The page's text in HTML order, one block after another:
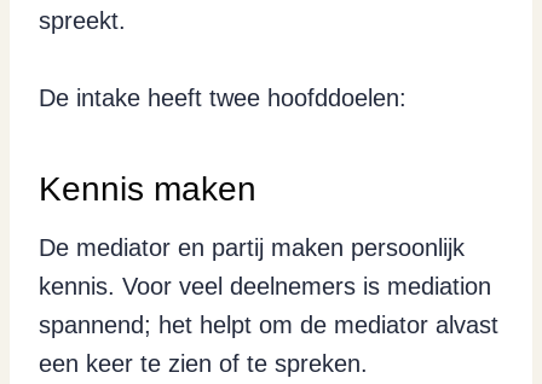
spreekt.
De intake heeft twee hoofddoelen:
Kennis maken
De mediator en partij maken persoonlijk
kennis. Voor veel deelnemers is mediation
spannend; het helpt om de mediator alvast
een keer te zien of te spreken.